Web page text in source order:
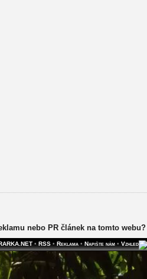
nebo PR článek na tomto webu?
• RSS • Reklama • Napište nám • Vzhled